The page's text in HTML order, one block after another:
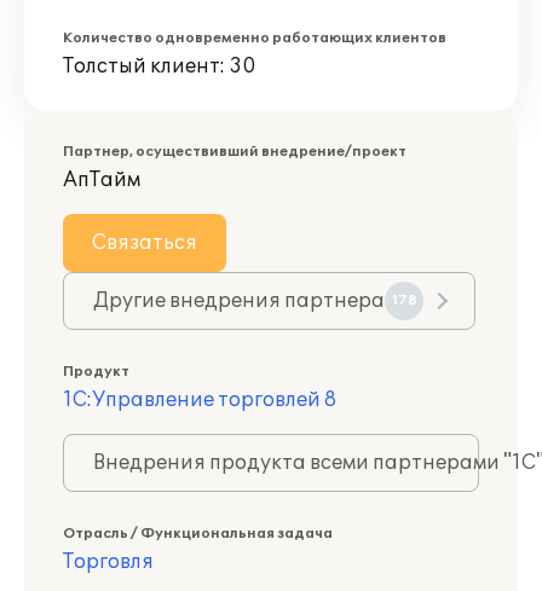
Количество одновременно работающих клиентов
Толстый клиент: 30
Партнер, осуществивший внедрение/проект
АпТайм
Связаться
Другие внедрения партнера 178
Продукт
1С:Управление торговлей 8
Внедрения продукта всеми партнерами
Отрасль / Функциональная задача
Торговля